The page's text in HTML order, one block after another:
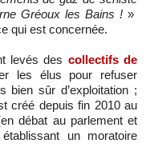
Gréoux les Bains ! »
qui est concernée.
levés des collectifs de
les élus pour refuser
bien sûr d’exploitation ;
créé depuis fin 2010 au
débat au parlement et
un moratoire